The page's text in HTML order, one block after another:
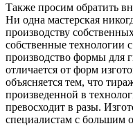
Также просим обратить
Ни одна мастерская
производству
собственные технологии
производство формы для
отличается от форм
объясняется тем, что
произведенной в
превосходит в разы.
специалистам с большим